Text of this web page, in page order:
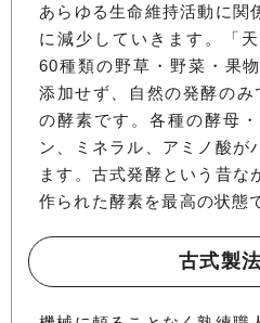
あらゆる生命維持活動に関
に減少していきます。「
60種類の野草・野菜・果
添加せず、自然の発酵の
の酵素です。各種の酵母
ン、ミネラル、アミノ酸が
ます。古式発酵という昔な
作られた酵素を最高の状態
古式製